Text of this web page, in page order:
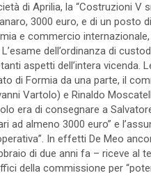
di Aprilia, la “Costruzioni V
3000 euro, e di un posto
e commercio
dell’ordinanza di
aspetti dell’intera vicenda.
di Formia da una parte, il
Vartolo) e Rinaldo
era di consegnare a
ad almeno 3000 euro” e
In effetti De Meo
di due anni fa – riceve al
della commissione per